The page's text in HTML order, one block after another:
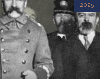
2025